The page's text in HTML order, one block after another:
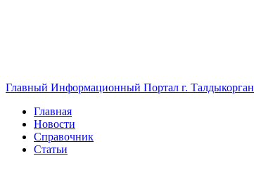
Главный Информационный Портал г. Талдыкорган
Главная
Новости
Справочник
Статьи